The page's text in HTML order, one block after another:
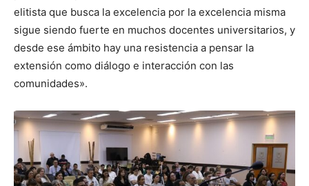
elitista que busca la excelencia por la excelencia misma
sigue siendo fuerte en muchos docentes universitarios, y
desde ese ámbito hay una resistencia a pensar la
extensión como diálogo e interacción con las
comunidades».